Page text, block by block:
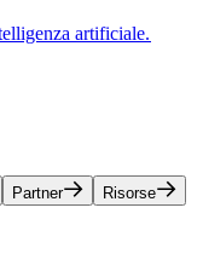
artificiale.​​
Partner​​ Risorse​​